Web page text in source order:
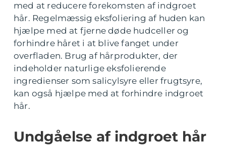
med at reducere forekomsten af indgroet
hår. Regelmæssig eksfoliering af huden kan
hjælpe med at fjerne døde hudceller og
forhindre håret i at blive fanget under
overfladen. Brug af hårprodukter, der
indeholder naturlige eksfolierende
ingredienser som salicylsyre eller frugtsyre,
kan også hjælpe med at forhindre indgroet
hår.
Undgåelse af indgroet hår